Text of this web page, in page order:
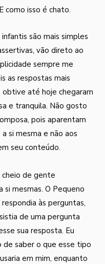
como isso é chato.
são mais simples
vão direto ao
sempre me
as respostas mais
obtive até hoje chegaram
e tranquila. Não gosto
pois aparentam
si mesma e não aos
seu conteúdo.
de gente
si mesmas. O Pequeno
respondia às perguntas,
de uma pergunta
sua resposta. Eu
de saber o que esse tipo
em mim, enquanto